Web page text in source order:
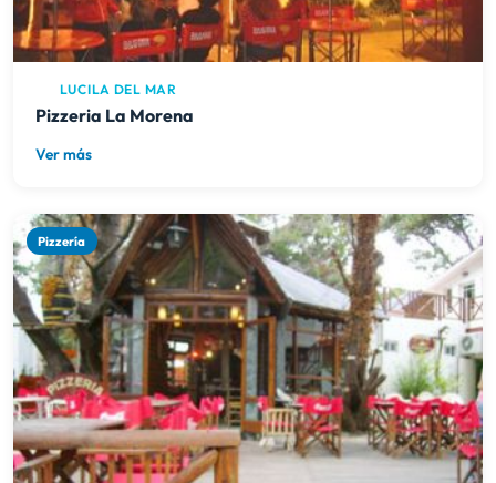
LUCILA DEL MAR
Pizzeria La Morena
Ver más
Pizzería